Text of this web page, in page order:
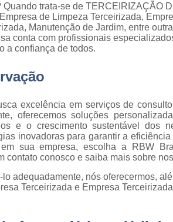
de
de
de
trata-se de TERCEIRIZAÇÃO
de Limpeza Terceirizada,
Manutenção de Jardim, entre
conta com profissionais
a confiança de todos.
excelência em serviços de
oferecemos soluções
e o crescimento sustentável dos
inovadoras para garantir a
sua empresa, escolha a RBW
contato conosco e saiba mais sobre
adequadamente, nós oferecermos,
Terceirizada e Empresa